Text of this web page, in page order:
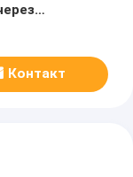
разъем
Контакт